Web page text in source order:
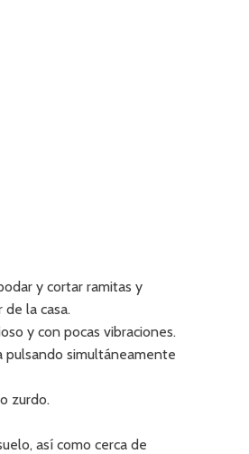
y cortar ramitas y
la casa.
y con pocas vibraciones.
pulsando simultáneamente
zurdo.
así como cerca de